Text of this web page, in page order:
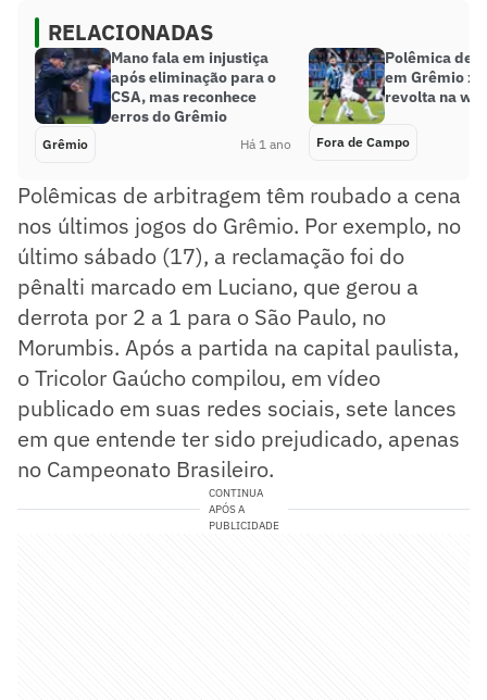
RELACIONADAS
Mano fala em injustiça
após eliminação para o
CSA, mas reconhece
erros do Grêmio
Grêmio Há 1 ano
Polêmica de
em Grêmio x
revolta na
Fora de Campo
Polêmicas de arbitragem têm roubado a cena
nos últimos jogos do Grêmio. Por exemplo, no
último sábado (17), a reclamação foi do
pênalti marcado em Luciano, que gerou a
derrota por 2 a 1 para o São Paulo, no
Morumbis. Após a partida na capital paulista,
o Tricolor Gaúcho compilou, em vídeo
publicado em suas redes sociais, sete lances
em que entende ter sido prejudicado, apenas
no Campeonato Brasileiro.
CONTINUA
APÓS A
PUBLICIDADE